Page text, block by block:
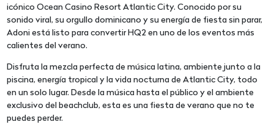
icónico Ocean Casino Resort Atlantic City. Conocido por su
sonido viral, su orgullo dominicano y su energía de fiesta sin parar,
Adoni está listo para convertir HQ2 en uno de los eventos más
calientes del verano.
Disfruta la mezcla perfecta de música latina, ambiente junto a la
piscina, energía tropical y la vida nocturna de Atlantic City, todo
en un solo lugar. Desde la música hasta el público y el ambiente
exclusivo del beachclub, esta es una fiesta de verano que no te
puedes perder.